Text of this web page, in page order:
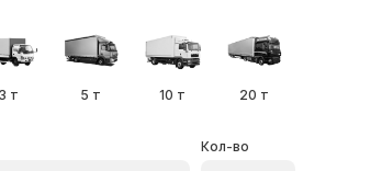
3 т 5 т 10 т 20 т
Кол-во